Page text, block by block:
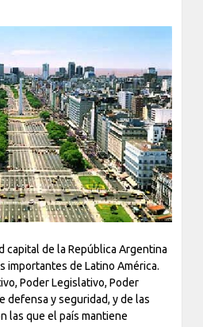
Next
capital de la República Argentina
importantes de Latino América.
Poder Legislativo, Poder
defensa y seguridad, y de las
las que el país mantiene